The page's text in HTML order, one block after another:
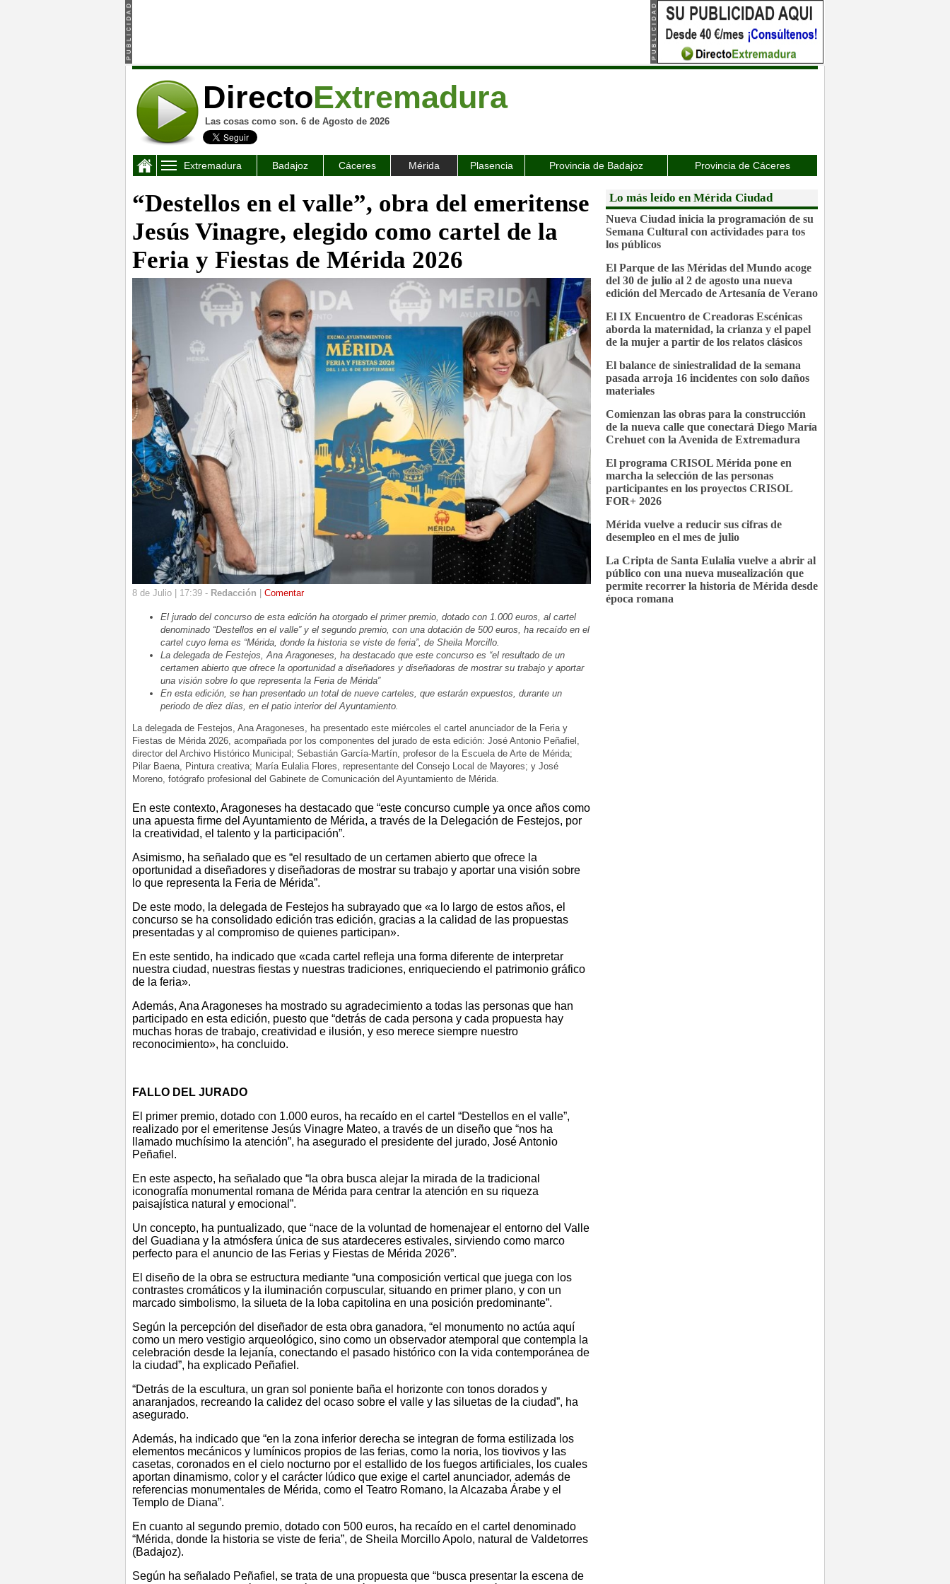
DirectoExtremadura
Las cosas como son. 6 de Agosto de 2026
Extremadura Badajoz Cáceres Mérida Plasencia Provincia de Badajoz Provincia de Cáceres
“Destellos en el valle”, obra del emeritense
Jesús Vinagre, elegido como cartel de la
Feria y Fiestas de Mérida 2026
8 de Julio | 17:39 - Redacción | Comentar
El jurado del concurso de esta edición ha otorgado el primer premio, dotado con 1.000 euros, al cartel
denominado “Destellos en el valle” y el segundo premio, con una dotación de 500 euros, ha recaído en el
cartel cuyo lema es “Mérida, donde la historia se viste de feria”, de Sheila Morcillo.
La delegada de Festejos, Ana Aragoneses, ha destacado que este concurso es “el resultado de un
certamen abierto que ofrece la oportunidad a diseñadores y diseñadoras de mostrar su trabajo y aportar
una visión sobre lo que representa la Feria de Mérida”
En esta edición, se han presentado un total de nueve carteles, que estarán expuestos, durante un
periodo de diez días, en el patio interior del Ayuntamiento.
La delegada de Festejos, Ana Aragoneses, ha presentado este miércoles el cartel anunciador de la Feria y
Fiestas de Mérida 2026, acompañada por los componentes del jurado de esta edición: José Antonio Peñafiel,
director del Archivo Histórico Municipal; Sebastián García-Martín, profesor de la Escuela de Arte de Mérida;
Pilar Baena, Pintura creativa; María Eulalia Flores, representante del Consejo Local de Mayores; y José
Moreno, fotógrafo profesional del Gabinete de Comunicación del Ayuntamiento de Mérida.
En este contexto, Aragoneses ha destacado que “este concurso cumple ya once años como
una apuesta firme del Ayuntamiento de Mérida, a través de la Delegación de Festejos, por
la creatividad, el talento y la participación”.
Asimismo, ha señalado que es “el resultado de un certamen abierto que ofrece la
oportunidad a diseñadores y diseñadoras de mostrar su trabajo y aportar una visión sobre
lo que representa la Feria de Mérida”.
De este modo, la delegada de Festejos ha subrayado que «a lo largo de estos años, el
concurso se ha consolidado edición tras edición, gracias a la calidad de las propuestas
presentadas y al compromiso de quienes participan».
En este sentido, ha indicado que «cada cartel refleja una forma diferente de interpretar
nuestra ciudad, nuestras fiestas y nuestras tradiciones, enriqueciendo el patrimonio gráfico
de la feria».
Además, Ana Aragoneses ha mostrado su agradecimiento a todas las personas que han
participado en esta edición, puesto que “detrás de cada persona y cada propuesta hay
muchas horas de trabajo, creatividad e ilusión, y eso merece siempre nuestro
reconocimiento», ha concluido.
FALLO DEL JURADO
El primer premio, dotado con 1.000 euros, ha recaído en el cartel “Destellos en el valle”,
realizado por el emeritense Jesús Vinagre Mateo, a través de un diseño que “nos ha
llamado muchísimo la atención”, ha asegurado el presidente del jurado, José Antonio
Peñafiel.
En este aspecto, ha señalado que “la obra busca alejar la mirada de la tradicional
iconografía monumental romana de Mérida para centrar la atención en su riqueza
paisajística natural y emocional”.
Un concepto, ha puntualizado, que “nace de la voluntad de homenajear el entorno del Valle
del Guadiana y la atmósfera única de sus atardeceres estivales, sirviendo como marco
perfecto para el anuncio de las Ferias y Fiestas de Mérida 2026”.
El diseño de la obra se estructura mediante “una composición vertical que juega con los
contrastes cromáticos y la iluminación corpuscular, situando en primer plano, y con un
marcado simbolismo, la silueta de la loba capitolina en una posición predominante”.
Según la percepción del diseñador de esta obra ganadora, “el monumento no actúa aquí
como un mero vestigio arqueológico, sino como un observador atemporal que contempla la
celebración desde la lejanía, conectando el pasado histórico con la vida contemporánea de
la ciudad”, ha explicado Peñafiel.
“Detrás de la escultura, un gran sol poniente baña el horizonte con tonos dorados y
anaranjados, recreando la calidez del ocaso sobre el valle y las siluetas de la ciudad”, ha
asegurado.
Además, ha indicado que “en la zona inferior derecha se integran de forma estilizada los
elementos mecánicos y lumínicos propios de las ferias, como la noria, los tiovivos y las
casetas, coronados en el cielo nocturno por el estallido de los fuegos artificiales, los cuales
aportan dinamismo, color y el carácter lúdico que exige el cartel anunciador, además de
referencias monumentales de Mérida, como el Teatro Romano, la Alcazaba Árabe y el
Templo de Diana”.
En cuanto al segundo premio, dotado con 500 euros, ha recaído en el cartel denominado
“Mérida, donde la historia se viste de feria”, de Sheila Morcillo Apolo, natural de Valdetorres
(Badajoz).
Según ha señalado Peñafiel, se trata de una propuesta que “busca presentar la escena de
Lo más leído en Mérida Ciudad
Nueva Ciudad inicia la programación de su
Semana Cultural con actividades para tos
los públicos
El Parque de las Méridas del Mundo acoge
del 30 de julio al 2 de agosto una nueva
edición del Mercado de Artesanía de Verano
El IX Encuentro de Creadoras Escénicas
aborda la maternidad, la crianza y el papel
de la mujer a partir de los relatos clásicos
El balance de siniestralidad de la semana
pasada arroja 16 incidentes con solo daños
materiales
Comienzan las obras para la construcción
de la nueva calle que conectará Diego María
Crehuet con la Avenida de Extremadura
El programa CRISOL Mérida pone en
marcha la selección de las personas
participantes en los proyectos CRISOL
FOR+ 2026
Mérida vuelve a reducir sus cifras de
desempleo en el mes de julio
La Cripta de Santa Eulalia vuelve a abrir al
público con una nueva musealización que
permite recorrer la historia de Mérida desde
época romana